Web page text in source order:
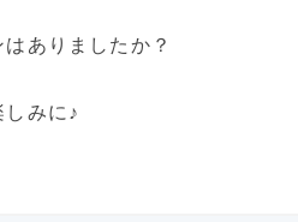
ありましたか？
みに♪